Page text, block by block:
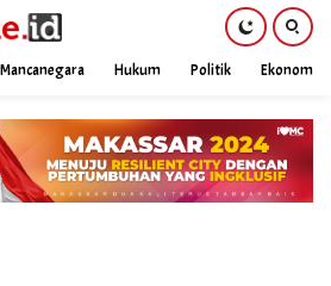
Mancanegara Hukum Politik Ekonomi